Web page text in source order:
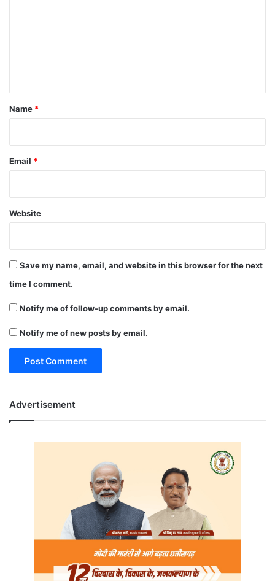
*
Name *
Email *
Website
Save my name, email, and website in this browser for the next
time I comment.
Notify me of follow-up comments by email.
Notify me of new posts by email.
Advertisement